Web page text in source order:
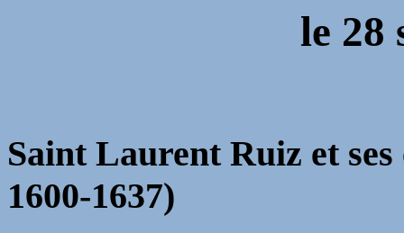
le 28
Saint Laurent Ruiz et
1600-1637)